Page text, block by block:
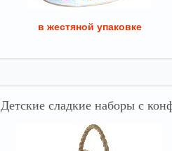
в жестяной упаковке
Детские сладкие наборы с